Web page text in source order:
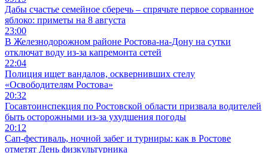
Дабы счастье семейное сберечь – спрячьте первое сорванное
яблоко: приметы на 8 августа
23:00
В Железнодорожном районе Ростова-на-Дону на сутки
отключат воду из-за капремонта сетей
22:04
Полиция ищет вандалов, осквернивших стелу
«Освободителям Ростова»
20:32
Госавтоинспекция по Ростовской области призвала водителей
быть осторожными из-за ухудшения погоды
20:12
Сап-фестиваль, ночной забег и турниры: как в Ростове
отметят День физкультурника